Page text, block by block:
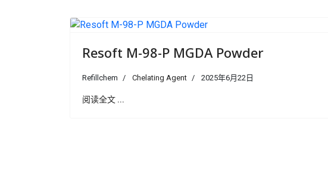
Resoft M-98-P MGDA Powder
Refillchem Chelating Agent 2025年6月22日
阅读全文 ...